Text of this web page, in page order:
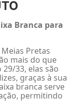
Branca para
Pretas
mais do que
33, elas são
graças à sua
branca serve
permitindo